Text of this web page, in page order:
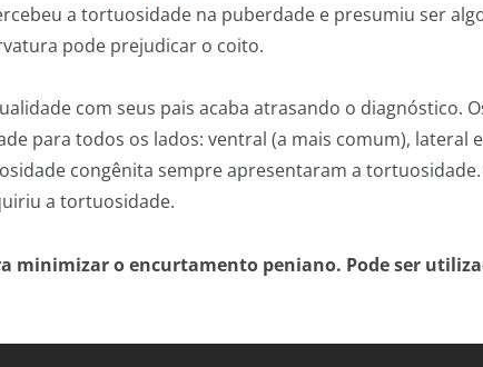
a tortuosidade na puberdade e presumiu ser
pode prejudicar o coito.
com seus pais acaba atrasando o diagnóstico.
para todos os lados: ventral (a mais comum), lateral
congênita sempre apresentaram a
a tortuosidade.
minimizar o encurtamento peniano. Pode ser